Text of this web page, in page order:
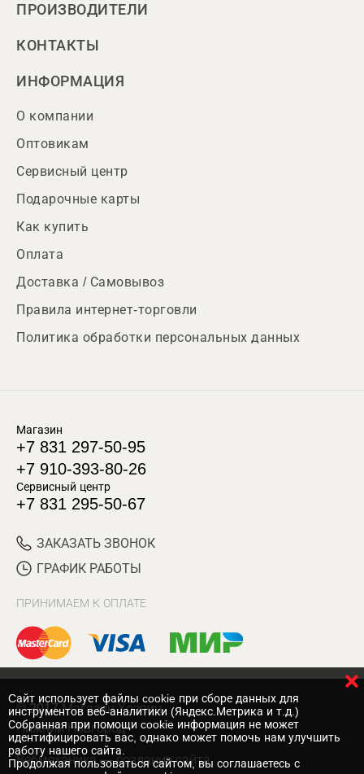
ПРОИЗВОДИТЕЛИ
КОНТАКТЫ
ИНФОРМАЦИЯ
О компании
Оптовикам
Сервисный центр
Подарочные карты
Как купить
Оплата
Доставка / Самовывоз
Правила интернет-торговли
Политика обработки персональных данных
Магазин
+7 831 297-50-95
+7 910-393-80-26
Сервисный центр
+7 831 295-50-67
ЗАКАЗАТЬ ЗВОНОК
ГРАФИК РАБОТЫ
ПРИНИМАЕМ К ОПЛАТЕ
© 2017 Магазин Хозяин
Нижний Новгород
Вебмеханика — создание сайта
Cайт использует файлы cookie при сборе данных для
инструментов веб-аналитики (Яндекс.Метрика и т.д.)
Собранная при помощи cookie информация не может
идентифицировать вас, однако может помочь нам улучшить
работу нашего сайта.
Продолжая пользоваться сайтом, вы соглашаетесь с